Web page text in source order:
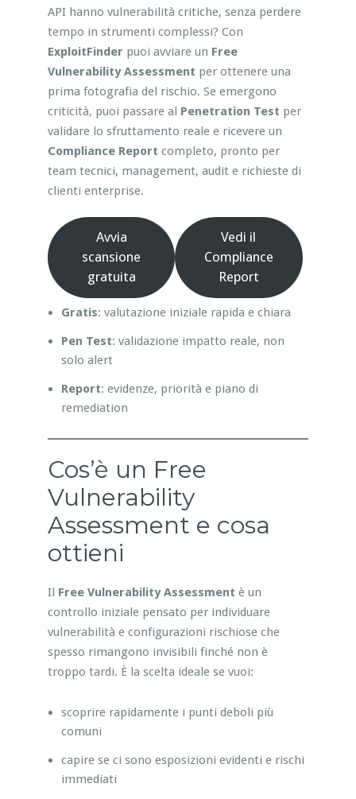
API hanno vulnerabilità critiche, senza perdere
tempo in strumenti complessi? Con
ExploitFinder puoi avviare un Free
Vulnerability Assessment per ottenere una
prima fotografia del rischio. Se emergono
criticità, puoi passare al Penetration Test per
validare lo sfruttamento reale e ricevere un
Compliance Report completo, pronto per
team tecnici, management, audit e richieste di
clienti enterprise.
Avvia
scansione
gratuita
Vedi il
Compliance
Report
Gratis: valutazione iniziale rapida e chiara
Pen Test: validazione impatto reale, non
solo alert
Report: evidenze, priorità e piano di
remediation
Cos’è un Free
Vulnerability
Assessment e cosa
ottieni
Il Free Vulnerability Assessment è un
controllo iniziale pensato per individuare
vulnerabilità e configurazioni rischiose che
spesso rimangono invisibili finché non è
troppo tardi. È la scelta ideale se vuoi:
scoprire rapidamente i punti deboli più
comuni
capire se ci sono esposizioni evidenti e rischi
immediati